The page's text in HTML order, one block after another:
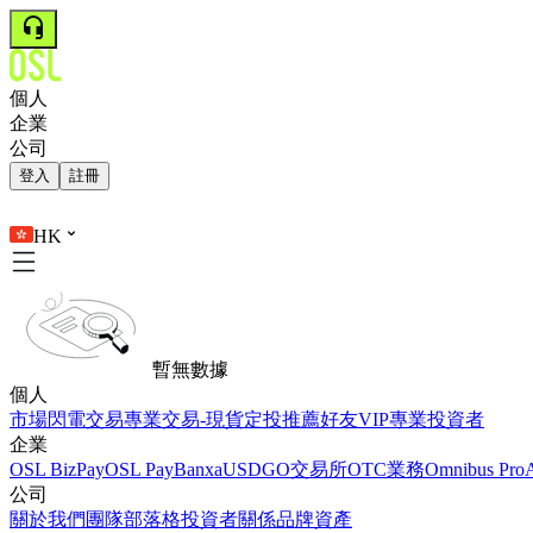
個人
企業
公司
登入 註冊
HK
暫無數據
個人
市場閃電交易專業交易-現貨定投推薦好友VIP專業投資者
企業
OSL BizPayOSL PayBanxaUSDGO交易所OTC業務Omnibus Pro
公司
關於我們 團隊部落格投資者關係品牌資產